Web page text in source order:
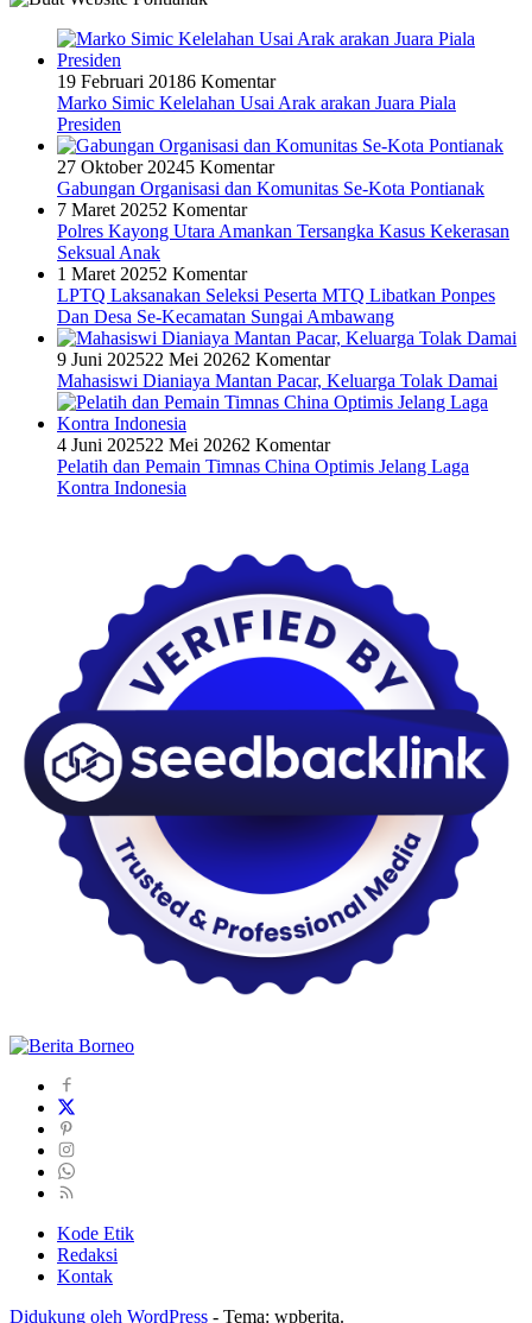
19 Februari 20186 Komentar
Marko Simic Kelelahan Usai Arak arakan Juara Piala
Presiden
27 Oktober 20245 Komentar
Gabungan Organisasi dan Komunitas Se-Kota Pontianak
7 Maret 20252 Komentar
Polres Kayong Utara Amankan Tersangka Kasus Kekerasan
Seksual Anak
1 Maret 20252 Komentar
LPTQ Laksanakan Seleksi Peserta MTQ Libatkan Ponpes
Dan Desa Se-Kecamatan Sungai Ambawang
9 Juni 202522 Mei 20262 Komentar
Mahasiswi Dianiaya Mantan Pacar, Keluarga Tolak Damai
4 Juni 202522 Mei 20262 Komentar
Pelatih dan Pemain Timnas China Optimis Jelang Laga
Kontra Indonesia
Kode Etik
Redaksi
Kontak
Didukung oleh WordPress - Tema: wpberita.